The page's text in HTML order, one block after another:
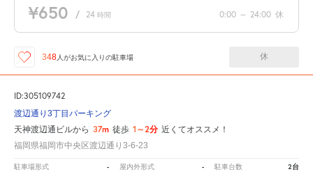
¥650 / 24 時間 0:00 ～ 24:00 休
348 人がお気に入りの駐車場 休
ID:305109742
渡辺通り3丁目パーキング
天神渡辺通ビルから 37m 徒歩 1～2分 近くてオススメ！
福岡県福岡市中央区渡辺通り3-6-23
駐車場形式 - 屋内外形式 - 駐車台数 2台